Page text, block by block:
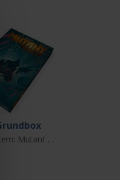
År Noll System: Mutant År Noll